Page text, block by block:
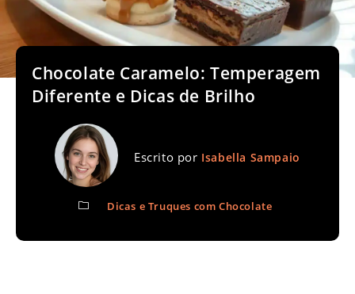
Chocolate Caramelo: Temperagem
Diferente e Dicas de Brilho
Escrito por Isabella Sampaio
Dicas e Truques com Chocolate